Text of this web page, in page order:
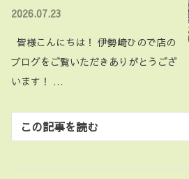
2026.07.23
皆様こんにちは！ 伊勢崎ひので店の
ブログをご覧いただきありがとうござ
います！ …
この記事を読む